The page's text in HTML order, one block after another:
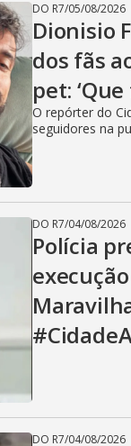
DO R7/05/08/2026
Dionisio
dos fãs
pet:
O repórter do
seguidores na
DO R7/04/08/2026
Polícia
DO R7/04/08/2026